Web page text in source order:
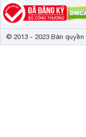
© 2013 - 2023 Bản quyền